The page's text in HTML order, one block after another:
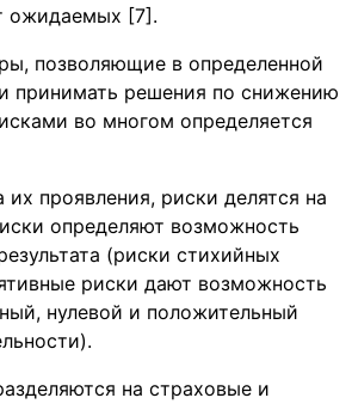
ожидаемых [7].
позволяющие в определенной
принимать решения по снижению
во многом определяется
проявления, риски делятся на
определяют возможность
(риски стихийных
риски дают возможность
нулевой и положительный
на страховые и